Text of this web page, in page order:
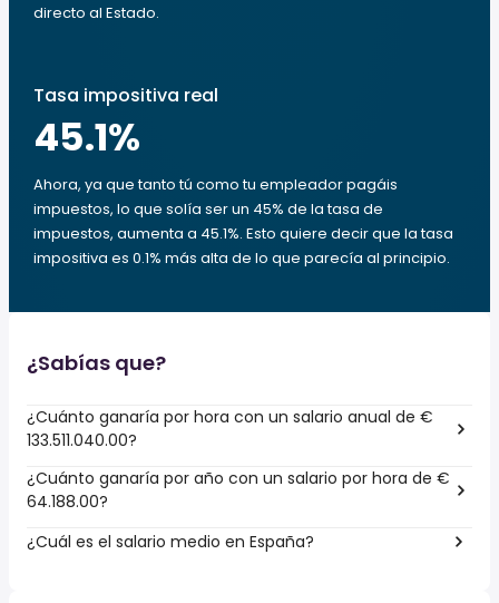
directo al Estado.
Tasa impositiva real
45.1%
Ahora, ya que tanto tú como tu empleador pagáis
impuestos, lo que solía ser un 45% de la tasa de
impuestos, aumenta a 45.1%. Esto quiere decir que la tasa
impositiva es 0.1% más alta de lo que parecía al principio.
¿Sabías que?
¿Cuánto ganaría por hora con un salario anual de €
133.511.040.00?
¿Cuánto ganaría por año con un salario por hora de €
64.188.00?
¿Cuál es el salario medio en España?